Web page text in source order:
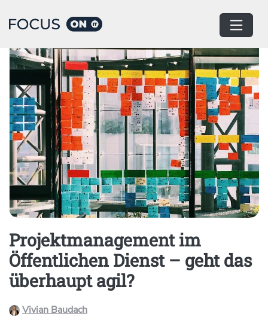
Home Öffentlicher Dienst
Projektmanagement im
Öffentlichen Dienst – geht das
überhaupt agil?
Vivian Baudach